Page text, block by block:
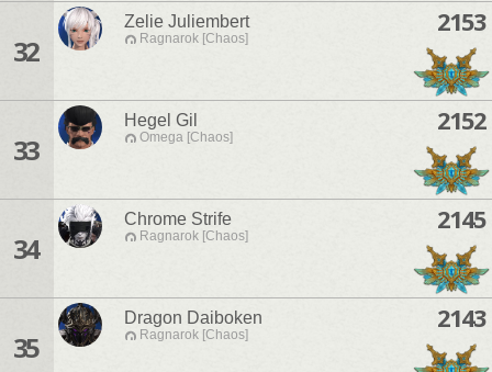
32
Zelie Juliembert
Ragnarok [Chaos]
2153
33
Hegel Gil
Omega [Chaos]
2152
34
Chrome Strife
Ragnarok [Chaos]
2145
35
Dragon Daiboken
Ragnarok [Chaos]
2143